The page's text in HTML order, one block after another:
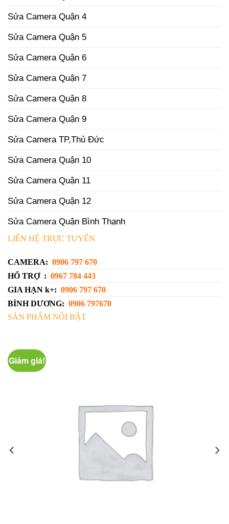
Sửa Camera Quận 4
Sửa Camera Quận 5
Sửa Camera Quận 6
Sửa Camera Quận 7
Sửa Camera Quận 8
Sửa Camera Quận 9
Sửa Camera TP,Thủ Đức
Sửa Camera Quận 10
Sửa Camera Quận 11
Sửa Camera Quận 12
Sửa Camera Quận Bình Thạnh
LIÊN HỆ TRỰC TUYẾN
CAMERA: 0906 797 670
HỔ TRỢ : 0967 784 443
GIA HẠN k+: 0906 797 670
BÌNH DƯƠNG: 0906 797670
SẢN PHẨM NỔI BẬT
giá!